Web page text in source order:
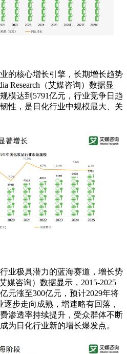
核心增长引擎，长期增长趋势
Research（艾媒咨询）数据显
模达到5791亿元，行业竞争日趋
性，是日化行业中规模最大、关
极具潜力的蓝海赛道，增长势
媒咨询）数据显示，2015-2025
元涨至300亿元，预计2029年将
步走向成熟，增速略有回落，
渗透率持续提升，受众群体不断
为日化行业新的增长爆发点。